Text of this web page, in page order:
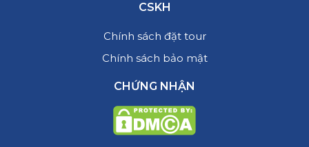
CSKH
Chính sách đặt tour
Chính sách bảo mật
CHỨNG NHẬN